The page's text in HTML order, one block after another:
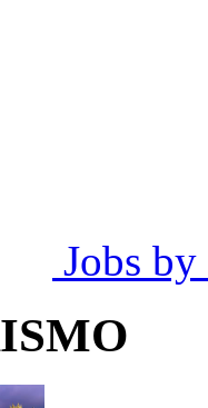
Jobs by